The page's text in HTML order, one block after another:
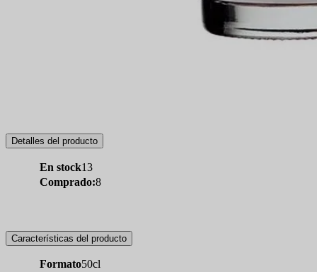
Detalles del producto
En stock13
Comprado:8
Características del producto
Formato50cl